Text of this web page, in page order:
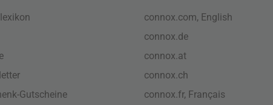
Gutscheine
connox.com, English
connox.de
connox.at
connox.ch
connox.fr, Français